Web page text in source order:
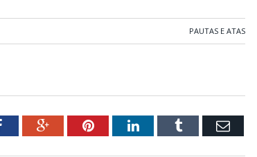
PAUTAS E ATAS
FacebookGoogle+PinterestLinkedInTumblr Email